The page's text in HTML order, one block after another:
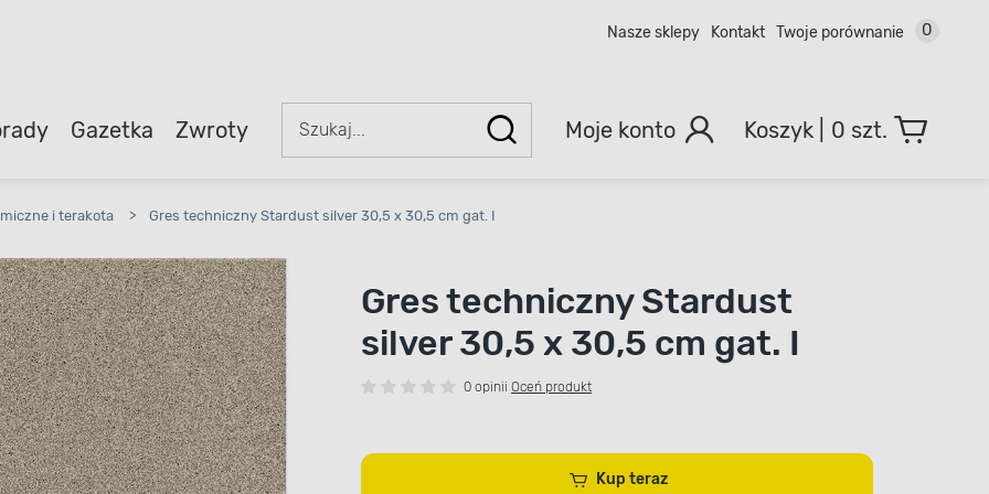
Nasze sklepy Kontakt Twoje porównanie 0
Gazetka Zwroty Moje konto 0 szt.
i terakota > Gres techniczny Stardust silver 30,5 x 30,5 cm gat. I
Gres techniczny Stardust
silver 30,5 x 30,5 cm gat. I
0 opinii Oceń produkt
Kup teraz